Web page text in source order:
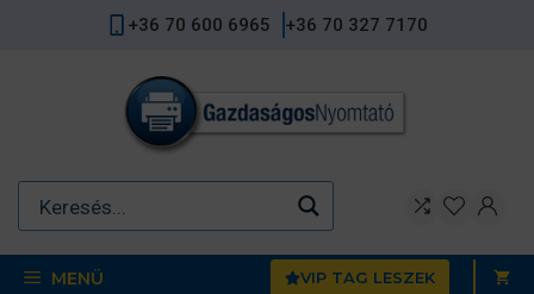
+36 70 600 6965 +36 70 327 7170
MENÜ VIP TAG LESZEK